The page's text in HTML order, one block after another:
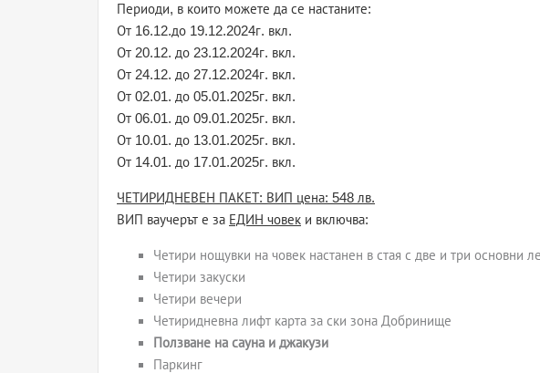
Периоди, в които можете да се настаните:
От 16.12.до 19.12.2024г. вкл.
От 20.12. до 23.12.2024г. вкл.
От 24.12. до 27.12.2024г. вкл.
От 02.01. до 05.01.2025г. вкл.
От 06.01. до 09.01.2025г. вкл.
От 10.01. до 13.01.2025г. вкл.
От 14.01. до 17.01.2025г. вкл.
ЧЕТИРИДНЕВЕН ПАКЕТ: ВИП цена: 548 лв.
ВИП ваучерът е за ЕДИН човек и включва:
Четири нощувки на човек настанен в стая с две и три основни
Четири закуски
Четири вечери
Четиридневна лифт карта за ски зона Добринище
Ползване на сауна и джакузи
Паркинг